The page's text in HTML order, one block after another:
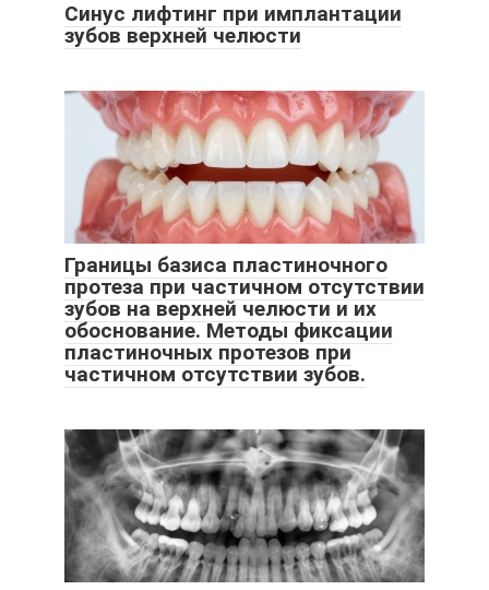
Синус лифтинг при имплантации
зубов верхней челюсти
Границы базиса пластиночного
протеза при частичном отсутствии
зубов на верхней челюсти и их
обоснование. Методы фиксации
пластиночных протезов при
частичном отсутствии зубов.